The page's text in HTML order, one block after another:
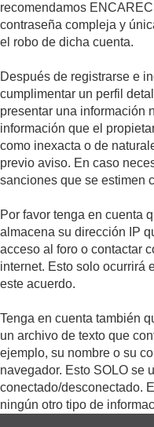
recomendamos
contraseña compleja y
el robo de dicha cuenta.
Después de registrarse e
cumplimentar un perfil
presentar una información
información que el
como inexacta o de
previo aviso. En caso
sanciones que se estimen
Por favor tenga en cuenta
almacena su dirección IP
acceso al foro o contactar
internet. Esto solo ocurrirá
este acuerdo.
Tenga en cuenta también
un archivo de texto que
ejemplo, su nombre o su
navegador. Esto SOLO se
conectado/desconectado.
ningún otro tipo de